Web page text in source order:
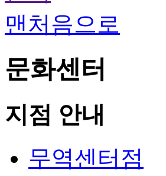
맨처음으로
문화센터
지점 안내
무역센터점